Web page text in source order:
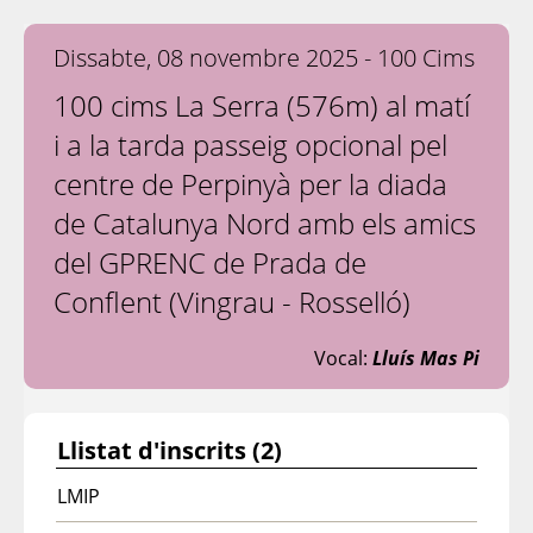
Dissabte, 08 novembre 2025 - 100 Cims
100 cims La Serra (576m) al matí
i a la tarda passeig opcional pel
centre de Perpinyà per la diada
de Catalunya Nord amb els amics
del GPRENC de Prada de
Conflent (Vingrau - Rosselló)
Vocal: Lluís Mas Pi
Llistat d'inscrits (2)
LMIP